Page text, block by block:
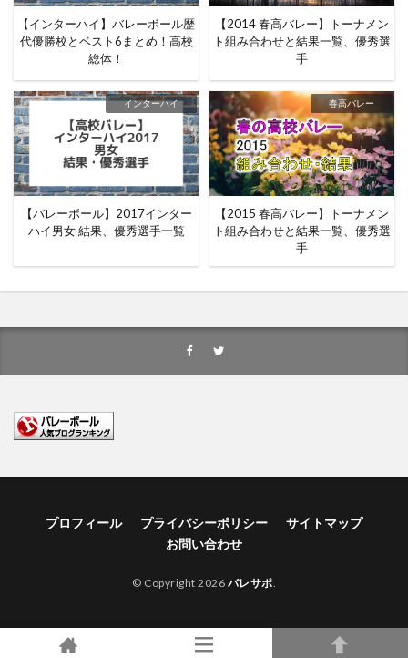
【インターハイ】バレーボール歴
代優勝校とベスト6まとめ！高校
総体！
【2014 春高バレー】トーナメン
ト組み合わせと結果一覧、優秀選
手
インターハイ
【バレーボール】2017インター
ハイ男女 結果、優秀選手一覧
春高バレー
【2015 春高バレー】トーナメン
ト組み合わせと結果一覧、優秀選
手
プロフィール プライバシーポリシー
サイトマップ
お問い合わせ
© Copyright 2026 バレサポ